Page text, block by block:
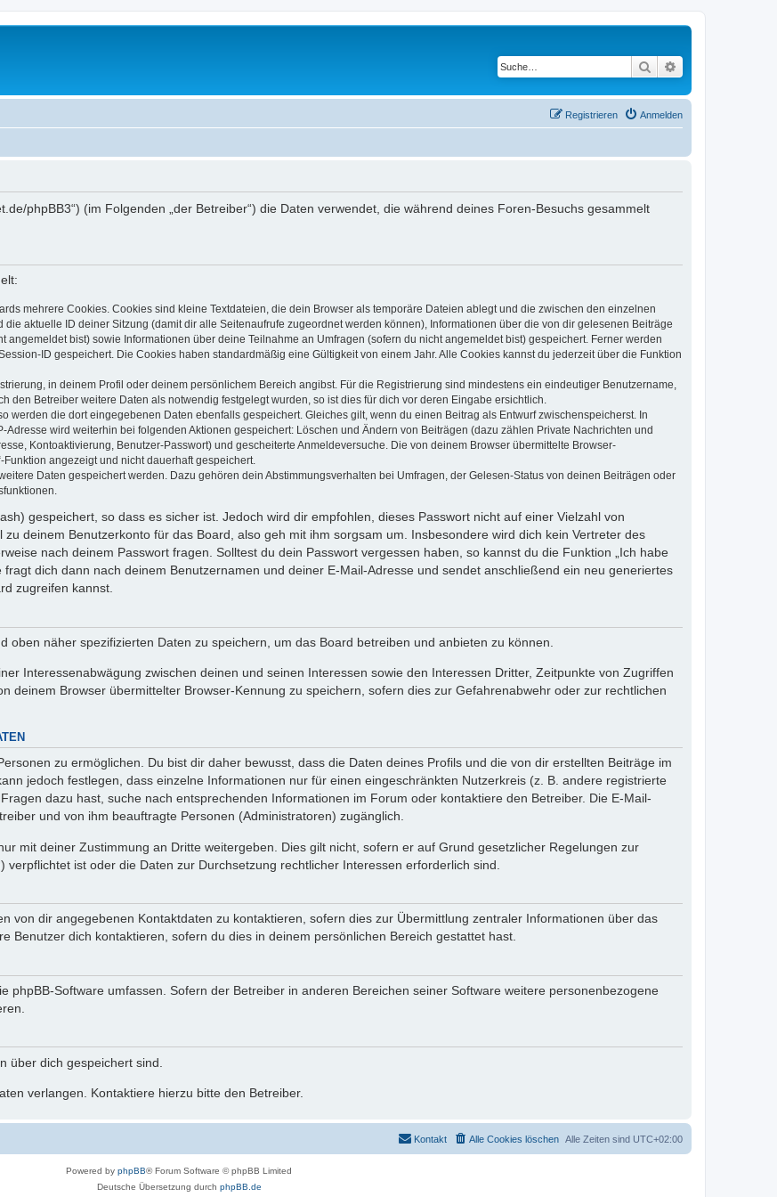
Suche
Anmelden
Registrieren
phpBB3“) (im Folgenden „der Betreiber“) die Daten verwendet, die während deines Foren-Besuchs gesammelt
mehrere Cookies. Cookies sind kleine Textdateien, die dein Browser als temporäre Dateien ablegt und die zwischen den einzelnen
aktuelle ID deiner Sitzung (damit dir alle Seitenaufrufe zugeordnet werden können), Informationen über die von dir gelesenen Beiträge
bist) sowie Informationen über deine Teilnahme an Umfragen (sofern du nicht angemeldet bist) gespeichert. Ferner werden
ID gespeichert. Die Cookies haben standardmäßig eine Gültigkeit von einem Jahr. Alle Cookies kannst du jederzeit über die Funktion
in deinem Profil oder deinem persönlichem Bereich angibst. Für die Registrierung sind mindestens ein eindeutiger Benutzername,
den Betreiber weitere Daten als notwendig festgelegt wurden, so ist dies für dich vor deren Eingabe ersichtlich.
werden die dort eingegebenen Daten ebenfalls gespeichert. Gleiches gilt, wenn du einen Beitrag als Entwurf zwischenspeicherst. In
wird weiterhin bei folgenden Aktionen gespeichert: Löschen und Ändern von Beiträgen (dazu zählen Private Nachrichten und
Kontoaktivierung, Benutzer-Passwort) und gescheiterte Anmeldeversuche. Die von deinem Browser übermittelte Browser-
angezeigt und nicht dauerhaft gespeichert.
Daten gespeichert werden. Dazu gehören dein Abstimmungsverhalten bei Umfragen, der Gelesen-Status von deinen Beiträgen oder
gespeichert, so dass es sicher ist. Jedoch wird dir empfohlen, dieses Passwort nicht auf einer Vielzahl von
deinem Benutzerkonto für das Board, also geh mit ihm sorgsam um. Insbesondere wird dich kein Vertreter des
nach deinem Passwort fragen. Solltest du dein Passwort vergessen haben, so kannst du die Funktion „Ich habe
dich dann nach deinem Benutzernamen und deiner E-Mail-Adresse und sendet anschließend ein neu generiertes
zugreifen kannst.
oben näher spezifizierten Daten zu speichern, um das Board betreiben und anbieten zu können.
Interessenabwägung zwischen deinen und seinen Interessen sowie den Interessen Dritter, Zeitpunkte von Zugriffen
deinem Browser übermittelter Browser-Kennung zu speichern, sofern dies zur Gefahrenabwehr oder zur rechtlichen
zu ermöglichen. Du bist dir daher bewusst, dass die Daten deines Profils und die von dir erstellten Beiträge im
jedoch festlegen, dass einzelne Informationen nur für einen eingeschränkten Nutzerkreis (z. B. andere registrierte
dazu hast, suche nach entsprechenden Informationen im Forum oder kontaktiere den Betreiber. Die E-Mail-
und von ihm beauftragte Personen (Administratoren) zugänglich.
mit deiner Zustimmung an Dritte weitergeben. Dies gilt nicht, sofern er auf Grund gesetzlicher Regelungen zur
ist oder die Daten zur Durchsetzung rechtlicher Interessen erforderlich sind.
von dir angegebenen Kontaktdaten zu kontaktieren, sofern dies zur Übermittlung zentraler Informationen über das
Benutzer dich kontaktieren, sofern du dies in deinem persönlichen Bereich gestattet hast.
phpBB-Software umfassen. Sofern der Betreiber in anderen Bereichen seiner Software weitere personenbezogene
über dich gespeichert sind.
verlangen. Kontaktiere hierzu bitte den Betreiber.
Alle Zeiten sind UTC+02:00
Alle Cookies löschen
Kontakt
Powered by phpBB® Forum Software © phpBB Limited
Deutsche Übersetzung durch phpBB.de